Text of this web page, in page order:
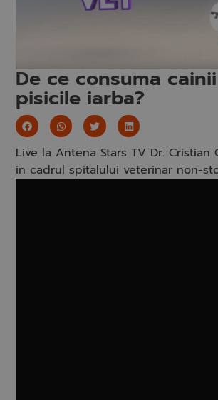
De ce consuma
pisicile iarba?
Live la Antena Stars TV Dr. Cristian
in cadrul spitalului veterinar non-